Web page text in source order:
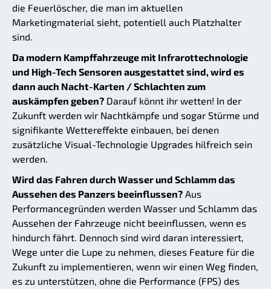
die Feuerlöscher, die man im aktuellen
Marketingmaterial sieht, potentiell auch Platzhalter
sind.
Da modern Kampffahrzeuge mit Infrarottechnologie
und High-Tech Sensoren ausgestattet sind, wird es
dann auch Nacht-Karten / Schlachten zum
auskämpfen geben? Darauf könnt ihr wetten! In der
Zukunft werden wir Nachtkämpfe und sogar Stürme und
signifikante Wettereffekte einbauen, bei denen
zusätzliche Visual-Technologie Upgrades hilfreich sein
werden.
Wird das Fahren durch Wasser und Schlamm das
Aussehen des Panzers beeinflussen? Aus
Performancegründen werden Wasser und Schlamm das
Aussehen der Fahrzeuge nicht beeinflussen, wenn es
hindurch fährt. Dennoch sind wird daran interessiert,
Wege unter die Lupe zu nehmen, dieses Feature für die
Zukunft zu implementieren, wenn wir einen Weg finden,
es zu unterstützen, ohne die Performance (FPS) des